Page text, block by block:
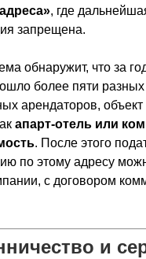
, где
запрещена.
обнаружит, что за
более пяти разных
арендаторов,
апарт-отель или
. После этого
по этому адресу
с договором
и